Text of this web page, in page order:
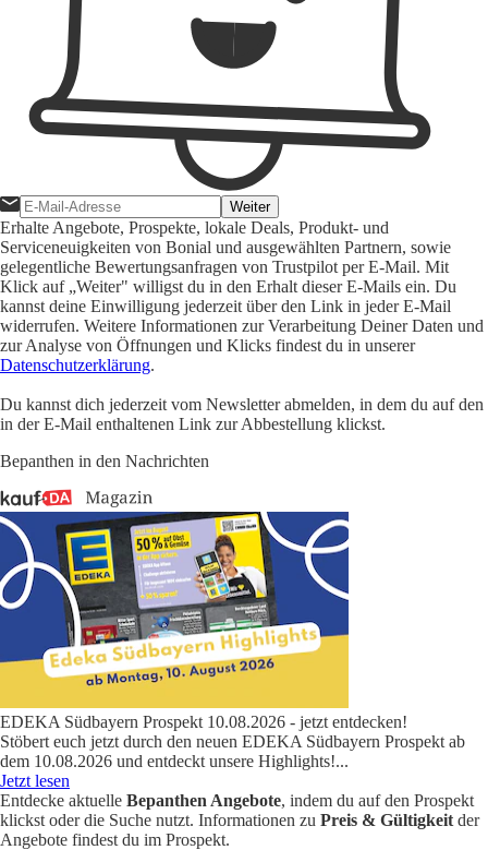
Weiter
Erhalte Angebote, Prospekte, lokale Deals, Produkt- und
Serviceneuigkeiten von Bonial und ausgewählten Partnern, sowie
gelegentliche Bewertungsanfragen von Trustpilot per E-Mail. Mit
Klick auf „Weiter" willigst du in den Erhalt dieser E-Mails ein. Du
kannst deine Einwilligung jederzeit über den Link in jeder E-Mail
widerrufen. Weitere Informationen zur Verarbeitung Deiner Daten und
zur Analyse von Öffnungen und Klicks findest du in unserer
Datenschutzerklärung.
Du kannst dich jederzeit vom Newsletter abmelden, in dem du auf den
in der E-Mail enthaltenen Link zur Abbestellung klickst.
Bepanthen in den Nachrichten
EDEKA Südbayern Prospekt 10.08.2026 - jetzt entdecken!
Stöbert euch jetzt durch den neuen EDEKA Südbayern Prospekt ab
dem 10.08.2026 und entdeckt unsere Highlights!...
Jetzt lesen
Entdecke aktuelle Bepanthen Angebote, indem du auf den Prospekt
klickst oder die Suche nutzt. Informationen zu Preis & Gültigkeit der
Angebote findest du im Prospekt.